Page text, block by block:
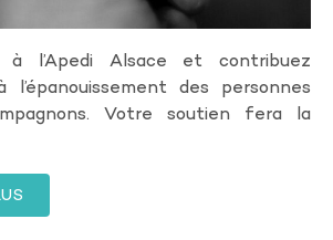
l’Apedi Alsace et contribuez
des personnes
Votre soutien fera la